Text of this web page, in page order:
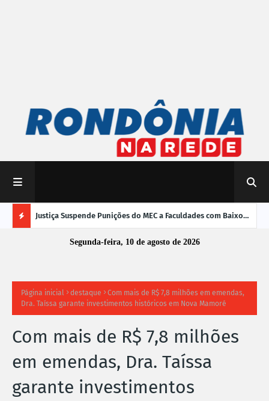
A
S
N
Justiça Suspende Punições do MEC a Faculdades com Baixo
Desempenho no Enamed
Segunda-feira, 10 de agosto de 2026
Página inicial destaque
Com mais de R$ 7,8 milhões em emendas,
Dra. Taíssa garante investimentos históricos em Nova Mamoré
Com mais de R$ 7,8 milhões
em emendas, Dra. Taíssa
garante investimentos